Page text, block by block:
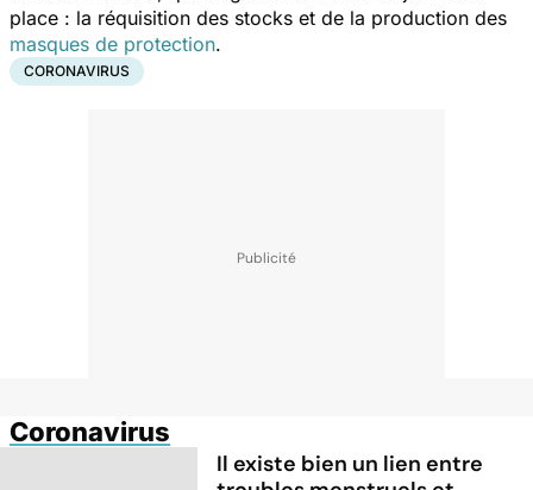
place : la réquisition des stocks et de la production des
masques de protection.
CORONAVIRUS
Coronavirus
Il existe bien un lien entre